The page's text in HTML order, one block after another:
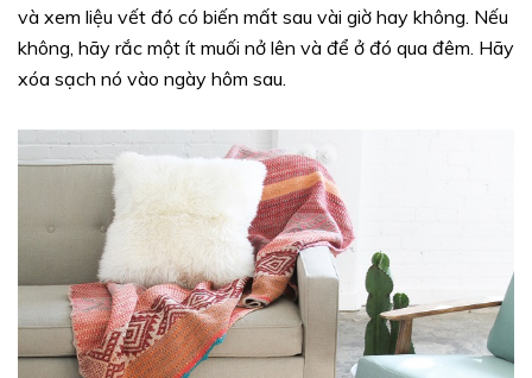
và xem liệu vết đó có biến mất sau vài giờ hay không. Nếu
không, hãy rắc một ít muối nở lên và để ở đó qua đêm. Hãy
xóa sạch nó vào ngày hôm sau.